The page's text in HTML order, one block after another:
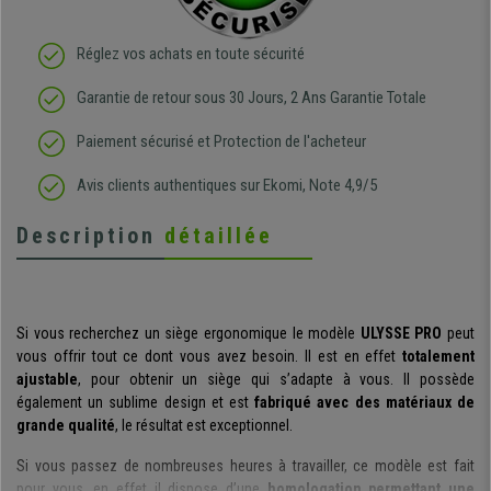
Réglez vos achats en toute sécurité
Garantie de retour sous 30 Jours, 2 Ans Garantie Totale
Paiement sécurisé et Protection de l'acheteur
Avis clients authentiques sur Ekomi, Note 4,9/5
Description détaillée
Si vous recherchez un siège ergonomique le modèle ULYSSE PRO peut
vous offrir tout ce dont vous avez besoin. Il est en effet totalement
ajustable, pour obtenir un siège qui s’adapte à vous. Il possède
également un sublime design et estfabriqué avec des matériaux de
grande qualité, le résultat est exceptionnel.
Si vous passez de nombreuses heures à travailler, ce modèle est fait